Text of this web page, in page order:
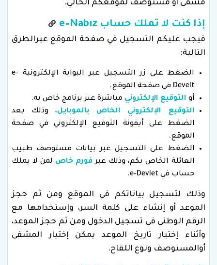
مشفى أو مستوصف لموقعكم الحالي.
إذا كنت لا تملك حساب e–Nabız
فيجب عليكم التسجيل في صفحة الموقع عبرالطرق
التالية:
الضغط على زر التسجيل عبر البوابة الإلكترونية e–
Develt في صفحة الموقع.
أو التوقيع الإلكتروني مباشرة عبر برنامج خاص به.
التوقيع الإلكتروني الخاص بالموبايل، وذلك بعد
الضغط على أيقونة التوقيع الإلكتروني في صفحة
الموقع.
الضغط على التسجيل عبر بيانات مستوصف طبيب
العائلة الخاص بكم، وذلك عبر فورم خاص لمن لا يملك
حساب في e–Devlet.
وذلك لتسجيل بياناتكم في الموقع ومن ثم حجز
الموعد أو إنشاء على كلمة السر، وإستخدامها مع
الرقم الوطني في تسجيل الدخول ومن ثم حجز الموعد،
وأثناء إختيار تاريخ الموعد يمكن إختيار المشفى
أوالمستوصف ونوع اللقاح.